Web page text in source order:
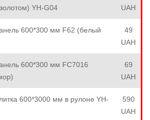
YH-G04
UAH
600*300 мм F62 (белый
49
UAH
600*300 мм FC7016
69
UAH
600*3000 мм в рулоне YH-
590
UAH